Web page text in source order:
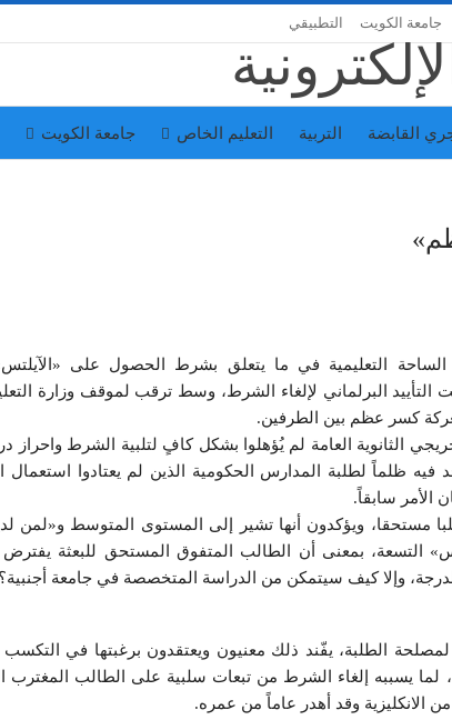
جامعة الكويت التطبيقي
القابضة التربية التعليم الخاص جامعة الكويت
الساحة التعليمية في ما يتعلق بشرط الحصول على
البرلماني لإلغاء الشرط، وسط ترقب لموقف وزارة
كسر عظم بين الطرفين.
فيه ظلماً لطلبة المدارس الحكومية الذين لم يعتادوا استعمال
الأمر سابقاً.
مستحقا، ويؤكدون أنها تشير إلى المستوى المتوسط و«لمن
التسعة، بمعنى أن الطالب المتفوق المستحق للبعثة
وإلا كيف سيتمكن من الدراسة المتخصصة في جامعة أجنبية؟
الطلبة، يفّند ذلك معنيون ويعتقدون برغبتها في التكسب
لما يسببه إلغاء الشرط من تبعات سلبية على الطالب المغترب
الانكليزية وقد أهدر عاماً من عمره.